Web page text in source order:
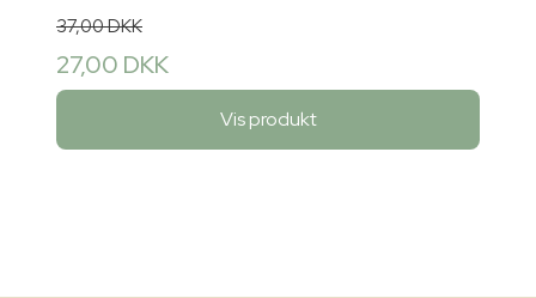
37,00 DKK
27,00 DKK
Vis produkt